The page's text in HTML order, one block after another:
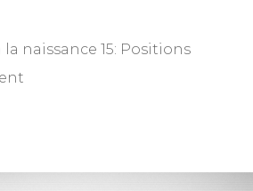
naissance 15: Positions